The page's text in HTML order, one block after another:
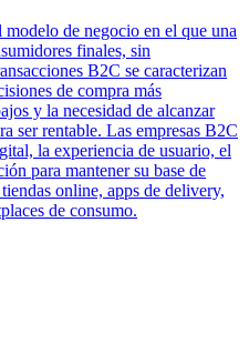
de negocio en el que una
finales, sin
B2C se caracterizan
de compra más
y la necesidad de alcanzar
ser rentable. Las empresas B2C
la experiencia de usuario, el
para mantener su base de
online, apps de delivery,
de consumo.